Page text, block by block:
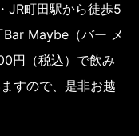
JR町田駅から徒歩5
Maybe（バー メ
円（税込）で飲み
すので、 是非お越